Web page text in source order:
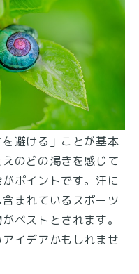
避ける」ことが基本
のどの渇きを感じて
ポイントです。汗に
まれているスポーツ
ベストとされます。
イデアかもしれませ